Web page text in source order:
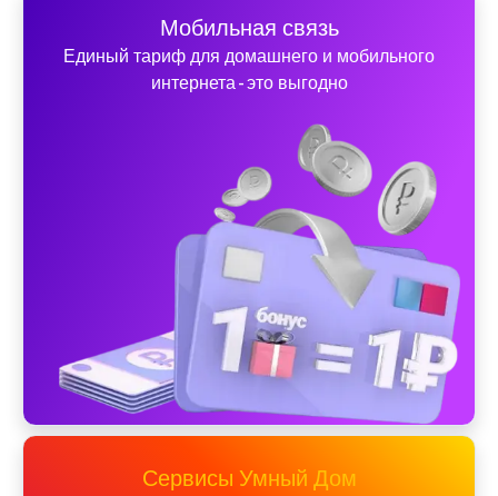
Мобильная связь
Единый тариф для домашнего и мобильного
интернета - это выгодно
Сервисы Умный Дом